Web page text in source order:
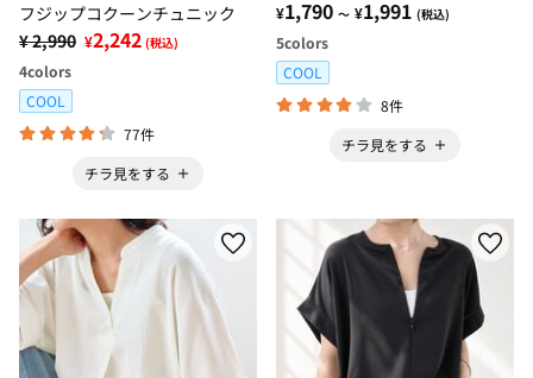
フジップコクーンチュニック
¥ 2,990 ¥2,242 (税込)
4colors
COOL
77件
チラ見をする
¥1,790 ～ ¥1,991 (税込)
5colors
COOL
8件
チラ見をする